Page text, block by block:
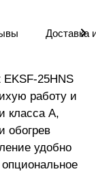
Доставка
25HNS
работу и
класса A,
обогрев
удобно